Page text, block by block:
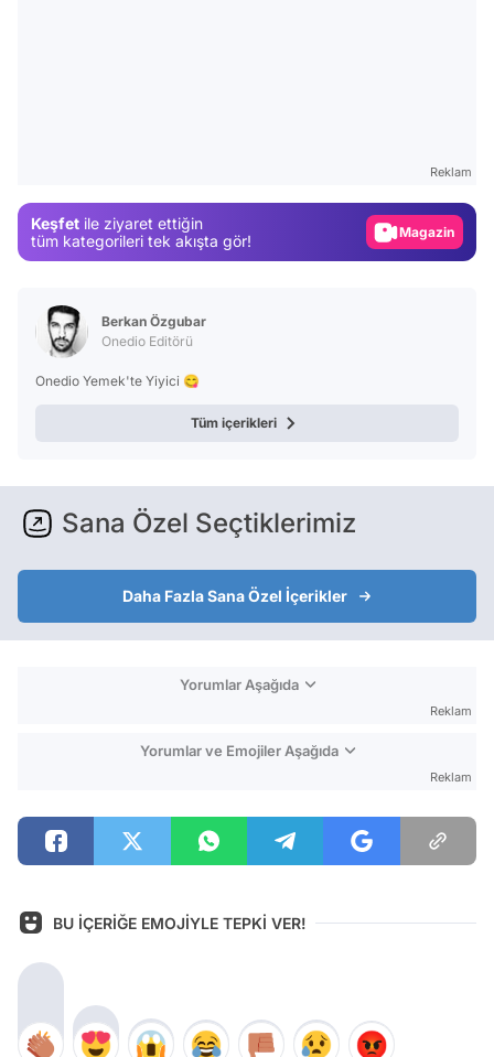
Reklam
Keşfet ile ziyaret ettiğin
tüm kategorileri tek akışta gör!
Gündem
Magazin
Video
Berkan Özgubar
Onedio Editörü
Onedio Yemek'te Yiyici 😋
Tüm içerikleri
Sana Özel Seçtiklerimiz
Daha Fazla Sana Özel İçerikler
Yorumlar Aşağıda
Reklam
Yorumlar ve Emojiler Aşağıda
Reklam
BU İÇERİĞE EMOJİYLE TEPKİ VER!